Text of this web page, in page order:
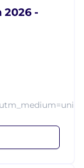
2026 -